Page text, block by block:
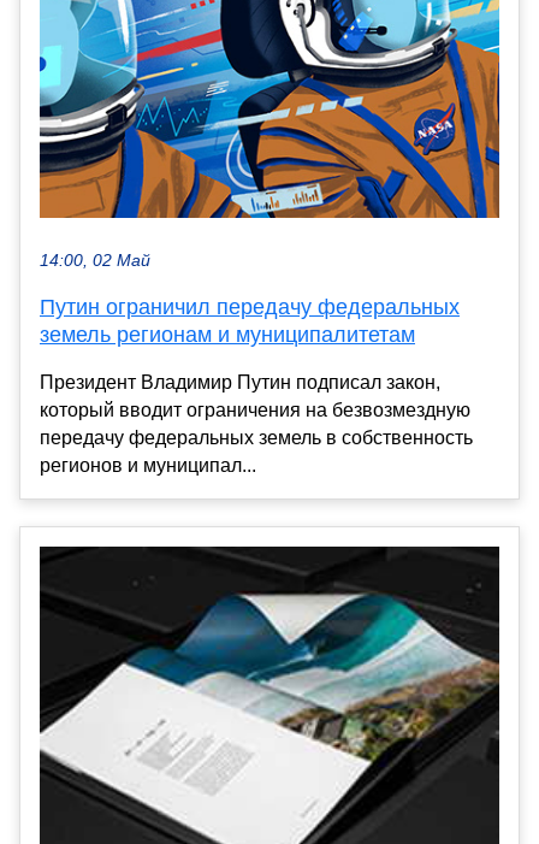
14:00, 02 Май
Путин ограничил передачу федеральных
земель регионам и муниципалитетам
Президент Владимир Путин подписал закон,
который вводит ограничения на безвозмездную
передачу федеральных земель в собственность
регионов и муниципал...